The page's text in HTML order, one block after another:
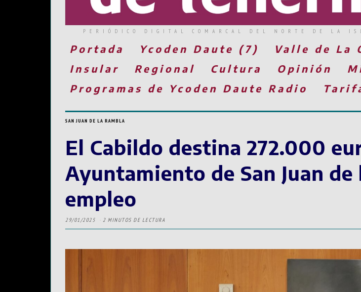
PERIÓDICO DIGITAL COMARCAL DEL NORTE DE LA
Portada Ycoden Daute (7) Valle de La
Insular
Regional Cultura Opinión
Programas de Ycoden Daute Radio
SAN JUAN DE LA RAMBLA
El Cabildo destina 272.000
Ayuntamiento de San Juan
empleo
29/01/2025 2 MINUTOS DE LECTURA